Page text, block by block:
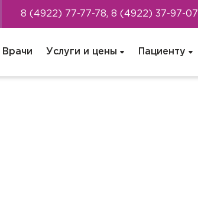
8 (4922) 77-77-78, 8 (4922) 37-97-07
Врачи Услуги и цены Пациенту